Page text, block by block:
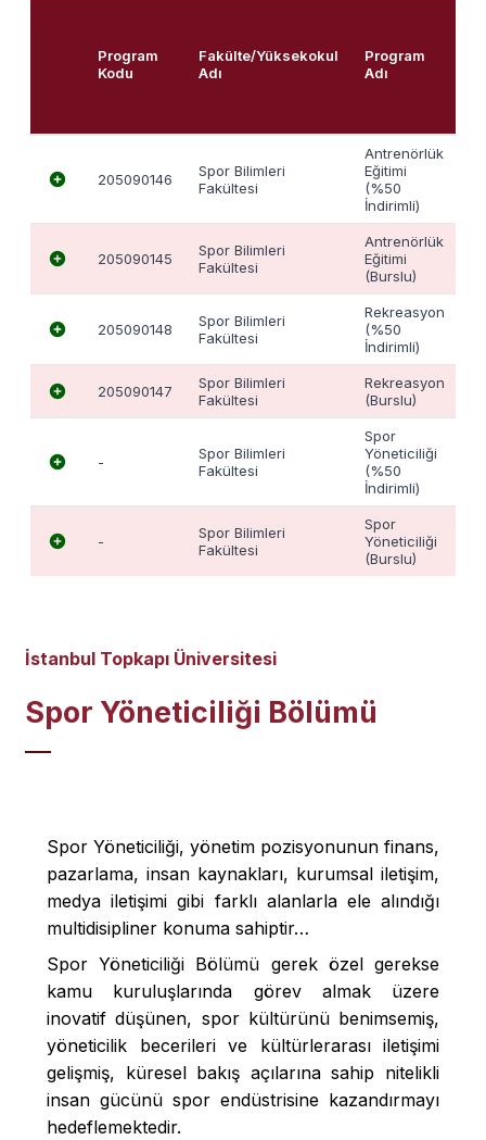
Program
Kodu
Fakülte/Yüksekokul
Adı
Program
Adı
205090146
Spor Bilimleri
Fakültesi
Antrenörlük
Eğitimi
(%50
İndirimli)
205090145
Spor Bilimleri
Fakültesi
Antrenörlük
Eğitimi
(Burslu)
205090148
Spor Bilimleri
Fakültesi
Rekreasyon
(%50
İndirimli)
205090147
Spor Bilimleri
Fakültesi
Rekreasyon
(Burslu)
-
Spor Bilimleri
Fakültesi
Spor
Yöneticiliği
(%50
İndirimli)
-
Spor Bilimleri
Fakültesi
Spor
Yöneticiliği
(Burslu)
İstanbul Topkapı Üniversitesi
Spor Yöneticiliği Bölümü
Spor Yöneticiliği, yönetim pozisyonunun finans,
pazarlama, insan kaynakları, kurumsal iletişim,
medya iletişimi gibi farklı alanlarla ele alındığı
multidisipliner konuma sahiptir…
Spor Yöneticiliği Bölümü gerek özel gerekse
kamu kuruluşlarında görev almak üzere
inovatif düşünen, spor kültürünü benimsemiş,
yöneticilik becerileri ve kültürlerarası iletişimi
gelişmiş, küresel bakış açılarına sahip nitelikli
insan gücünü spor endüstrisine kazandırmayı
hedeflemektedir.